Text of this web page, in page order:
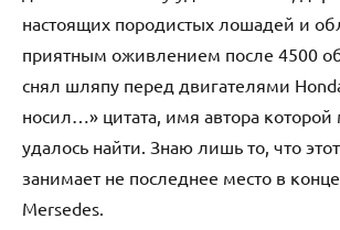
настоящих породистых лошадей и
приятным оживлением после 4500
снял шляпу перед двигателями
носил…» цитата, имя автора которой
удалось найти. Знаю лишь то, что
занимает не последнее место в
Mersedes.